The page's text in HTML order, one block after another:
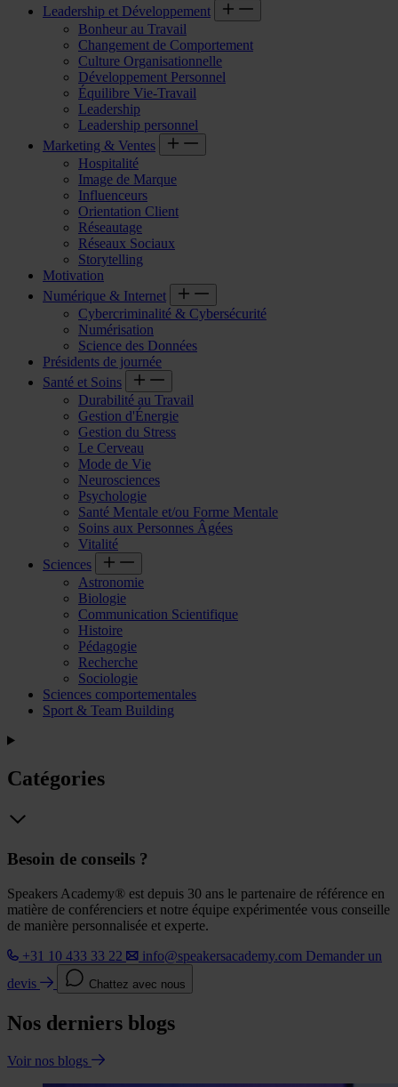
Leadership et Développement
Bonheur au Travail
Changement de Comportement
Culture Organisationnelle
Développement Personnel
Équilibre Vie-Travail
Leadership
Leadership personnel
Marketing & Ventes
Hospitalité
Image de Marque
Influenceurs
Orientation Client
Réseautage
Réseaux Sociaux
Storytelling
Motivation
Numérique & Internet
Cybercriminalité & Cybersécurité
Numérisation
Science des Données
Présidents de journée
Santé et Soins
Durabilité au Travail
Gestion d'Énergie
Gestion du Stress
Le Cerveau
Mode de Vie
Neurosciences
Psychologie
Santé Mentale et/ou Forme Mentale
Soins aux Personnes Âgées
Vitalité
Sciences
Astronomie
Biologie
Communication Scientifique
Histoire
Pédagogie
Recherche
Sociologie
Sciences comportementales
Sport & Team Building
Catégories
Besoin de conseils ?
Speakers Academy® est depuis 30 ans le partenaire de référence en
matière de conférenciers et notre équipe expérimentée vous conseille
de manière personnalisée et experte.
+31 10 433 33 22
info@speakersacademy.com Demander un
devis
Chattez avec nous
Nos derniers blogs
Voir nos blogs